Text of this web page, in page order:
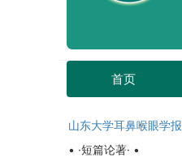
首页
山东大学耳鼻喉眼学报
• ·短篇论著· •